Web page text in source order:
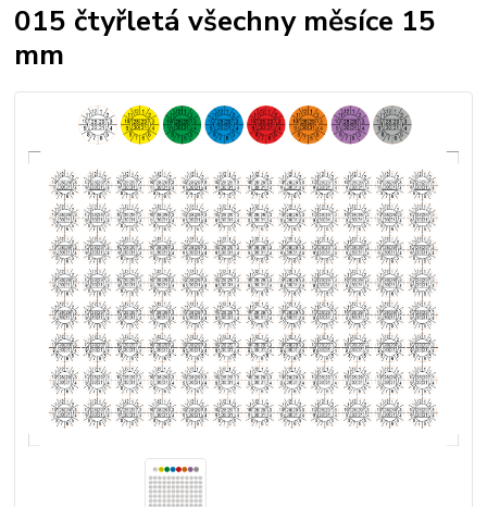
015 čtyřletá všechny měsíce 15
mm